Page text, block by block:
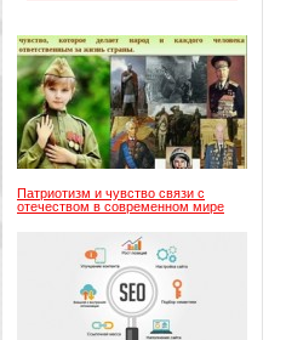
Патриотизм и чувство связи с
отечеством в современном мире